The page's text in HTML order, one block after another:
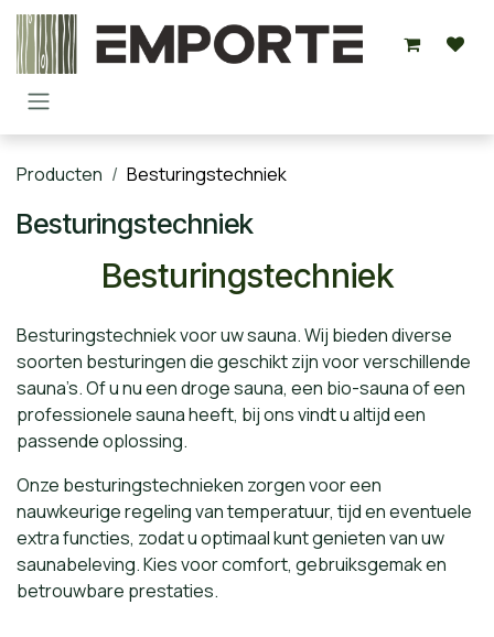
Overslaan naar inhoud
Producten Besturingstechniek
Besturingstechniek
Besturingstechniek
Besturingstechniek voor uw sauna. Wij bieden diverse
soorten besturingen die geschikt zijn voor verschillende
sauna’s. Of u nu een droge sauna, een bio-sauna of een
professionele sauna heeft, bij ons vindt u altijd een
passende oplossing.
Onze besturingstechnieken zorgen voor een
nauwkeurige regeling van temperatuur, tijd en eventuele
extra functies, zodat u optimaal kunt genieten van uw
saunabeleving. Kies voor comfort, gebruiksgemak en
betrouwbare prestaties.